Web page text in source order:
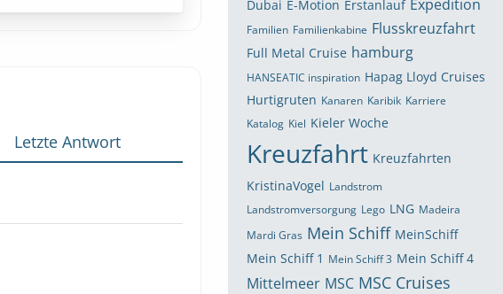
Letzte Antwort
Dubai E-Motion Erstanlauf Expedition
Familien Familienkabine Flusskreuzfahrt
Full Metal Cruise hamburg
HANSEATIC inspiration Hapag Lloyd Cruises
Hurtigruten Kanaren Karibik Karriere
Katalog Kiel Kieler Woche
Kreuzfahrt Kreuzfahrten
KristinaVogel Landstrom
Landstromversorgung Lego LNG Madeira
Mardi Gras Mein Schiff MeinSchiff
Mein Schiff 1 Mein Schiff 3 Mein Schiff 4
Mittelmeer MSC MSC Cruises